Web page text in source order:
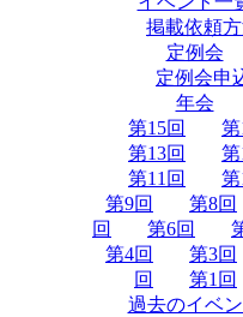
掲載依頼
定例会
定例会申
年会
第15回
第
第13回
第
第11回
第
第9回
第8回
回
第6回
第4回
第3回
回
第1回
過去のイベン